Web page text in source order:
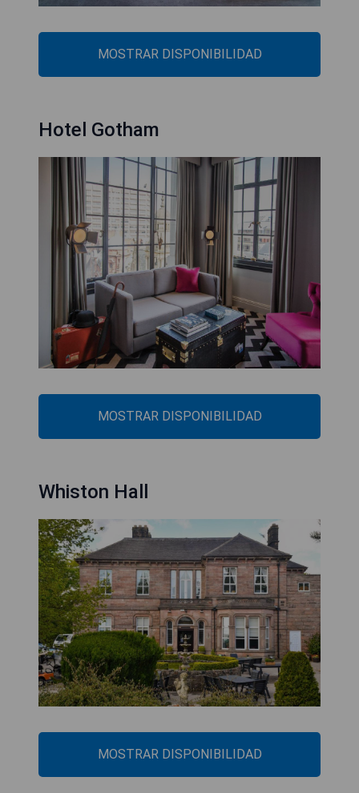
MOSTRAR DISPONIBILIDAD
Hotel Gotham
MOSTRAR DISPONIBILIDAD
Whiston Hall
MOSTRAR DISPONIBILIDAD